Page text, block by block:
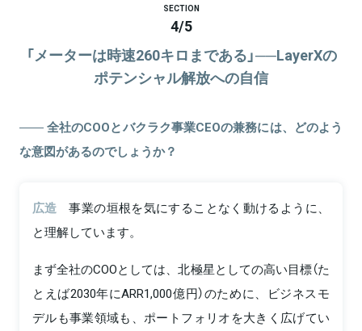
SECTION
4/5
「メーターは時速260キロまである」──LayerXの
ポテンシャル解放への自信
全社のCOOとバクラク事業CEOの兼務には、どのよう
な意図があるのでしょうか？
広造
事業の垣根を気にすることなく動けるように、
と理解しています。
まず全社のCOOとしては、北極星としての高い目標（た
とえば2030年にARR1,000億円）のために、ビジネスモ
デルも事業領域も、ポートフォリオを大きく広げてい